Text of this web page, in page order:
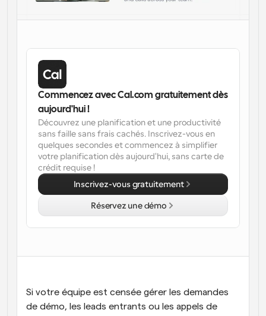
Liens de groupe dynamique
Webhooks
Soyez informé lorsque quelque chose se passe
Si votre équipe est censée gérer les demandes
de démo, les leads entrants ou les appels de
Commencez avec Cal.com gratuitement dès
aujourd'hui !
Découvrez une planification et une productivité
sans faille sans frais cachés. Inscrivez-vous en
quelques secondes et commencez à simplifier
votre planification dès aujourd'hui, sans carte de
crédit requise !
Inscrivez-vous gratuitement
Réservez une démo